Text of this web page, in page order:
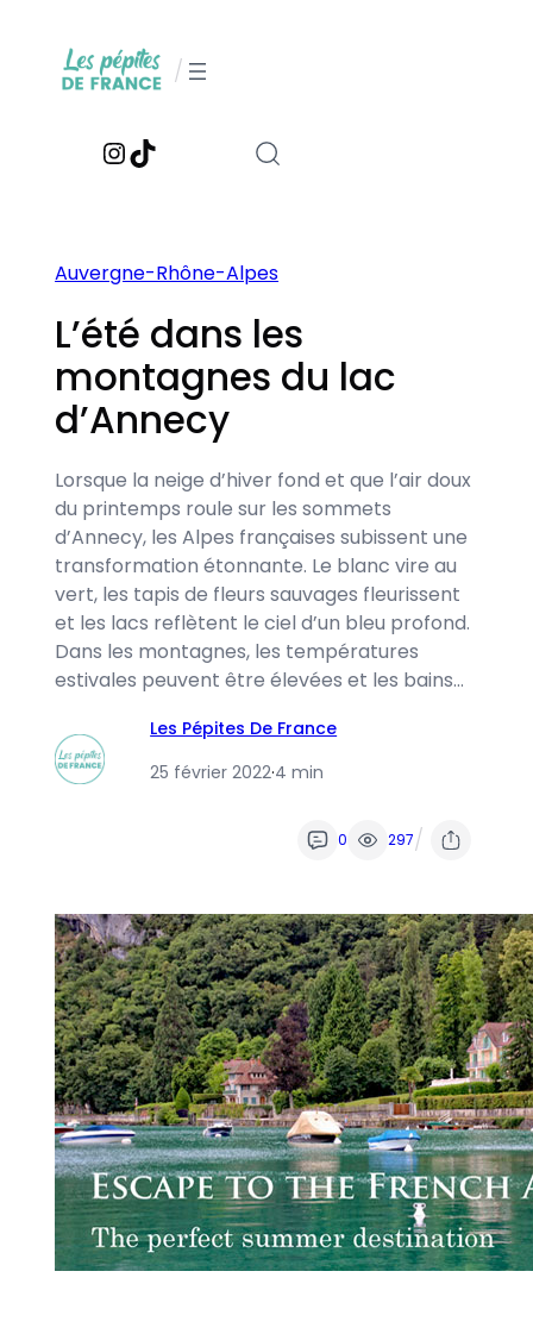
contenu
/
Instagram
TikTok
Auvergne-Rhône-Alpes
L’été dans les
montagnes du lac
d’Annecy
Lorsque la neige d’hiver fond et que l’air doux
du printemps roule sur les sommets
d’Annecy, les Alpes françaises subissent une
transformation étonnante. Le blanc vire au
vert, les tapis de fleurs sauvages fleurissent
et les lacs reflètent le ciel d’un bleu profond.
Dans les montagnes, les températures
estivales peuvent être élevées et les bains…
Les Pépites De France
25 février 2022·4 min
0 297/